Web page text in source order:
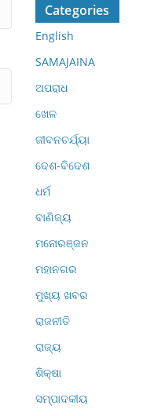
Categories
English
SAMAJAINA
ଅପରାଧ
ଖେଳ
ଜୀବନଚର୍ଯ୍ୟା
ଦେଶ-ବିଦେଶ
ଧର୍ମ
ବାଣିଜ୍ୟ
ମନୋରଞ୍ଜନ
ମହାନଗର
ମୁଖ୍ୟ ଖବର
ରାଜନୀତି
ରାଜ୍ୟ
ଶିକ୍ଷା
ସମ୍ପାଦକୀୟ